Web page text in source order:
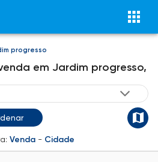
progresso
em Jardim progresso,
Venda - Cidade